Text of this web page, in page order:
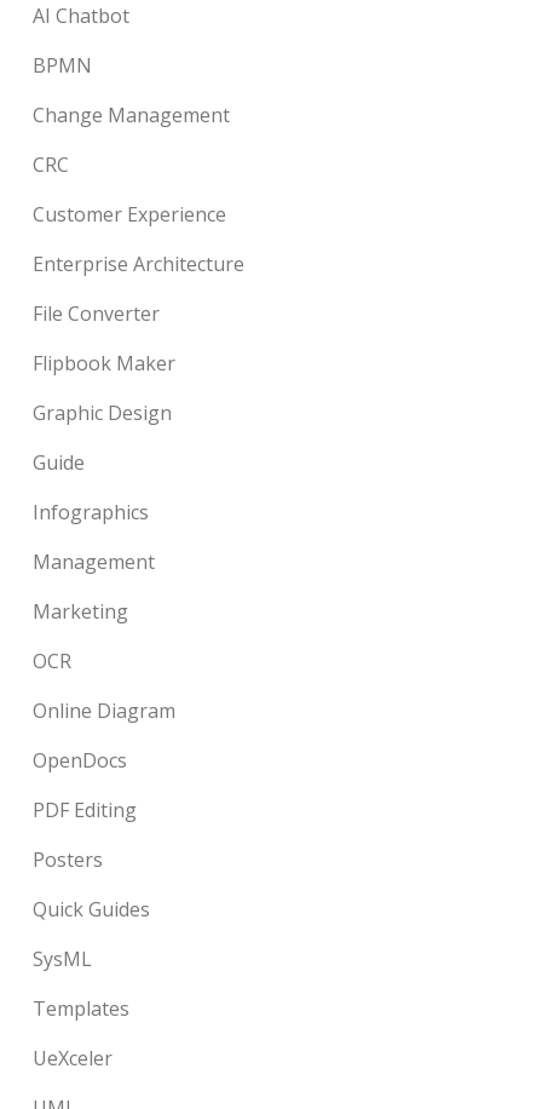
AI Chatbot
BPMN
Change Management
CRC
Customer Experience
Enterprise Architecture
File Converter
Flipbook Maker
Graphic Design
Guide
Infographics
Management
Marketing
OCR
Online Diagram
OpenDocs
PDF Editing
Posters
Quick Guides
SysML
Templates
UeXceler